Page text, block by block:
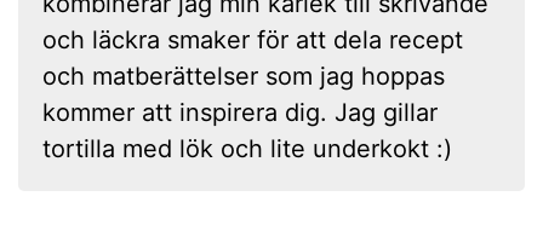
och läckra smaker för att dela recept
och matberättelser som jag hoppas
kommer att inspirera dig. Jag gillar
tortilla med lök och lite underkokt :)